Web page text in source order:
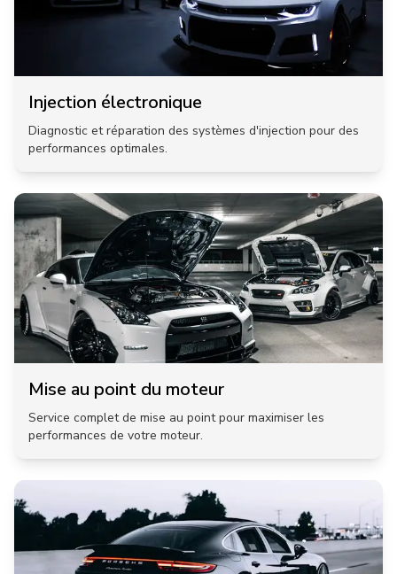
Injection électronique
Diagnostic et réparation des systèmes d'injection pour des
performances optimales.
Mise au point du moteur
Service complet de mise au point pour maximiser les
performances de votre moteur.